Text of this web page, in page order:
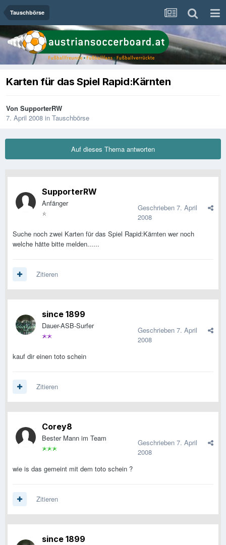
Tauschbörse
Karten für das Spiel Rapid:Kärnten
Von SupporterRW
7. April 2008 in Tauschbörse
Auf dieses Thema antworten
SupporterRW
Anfänger Geschrieben 7. April
2008
Suche noch zwei Karten für das Spiel Rapid:Kärnten wer noch
welche hätte bitte melden......
Zitieren
since 1899
Dauer-ASB-Surfer Geschrieben 7. April
2008
kauf dir einen toto schein
Zitieren
Corey8
Bester Mann im Team Geschrieben 7. April
2008
wie is das gemeint mit dem toto schein ?
Zitieren
since 1899